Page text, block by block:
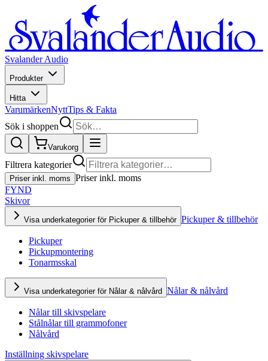
Svalander Audio
Produkter
Hitta
VarumärkenNyttTips & Fakta
Sök i shoppen
Varukorg
Filtrera kategorier
Priser inkl. moms Priser inkl. moms
FYND
Skivor
Visa underkategorier för Pickuper & tillbehör Pickuper & tillbehör
Pickuper
Pickupmontering
Tonarmsskal
Visa underkategorier för Nålar & nålvård Nålar & nålvård
Nålar till skivspelare
Stålnålar till grammofoner
Nålvård
Inställning skivspelare